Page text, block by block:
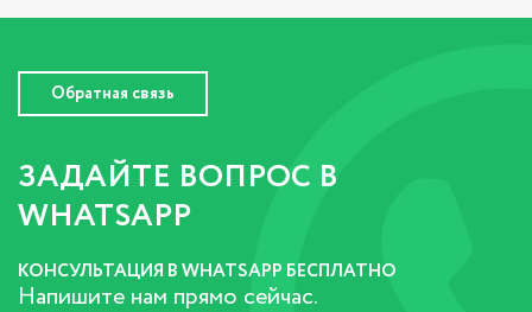
Обратная связь
ЗАДАЙТЕ ВОПРОС В
WHATSAPP
КОНСУЛЬТАЦИЯ В WHATSAPP БЕСПЛАТНО
Напишите нам прямо сейчас.